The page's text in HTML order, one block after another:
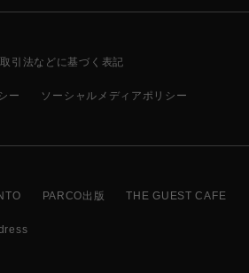
引法などに基づく表記
ー ソーシャルメディアポリシー
PARCO出版 THE GUEST CAFE